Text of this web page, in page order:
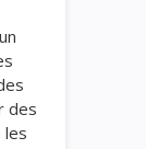
des
les